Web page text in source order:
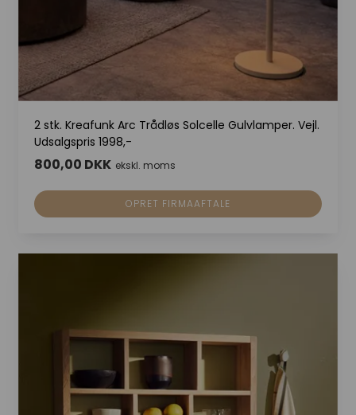
2 stk. Kreafunk Arc Trådløs Solcelle Gulvlamper. Vejl.
Udsalgspris 1998,-
800,00 DKK ekskl. moms
OPRET FIRMAAFTALE